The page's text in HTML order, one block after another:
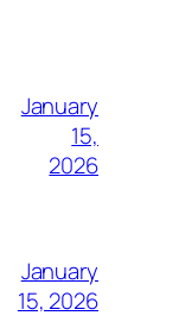
January
15,
2026
January
15, 2026